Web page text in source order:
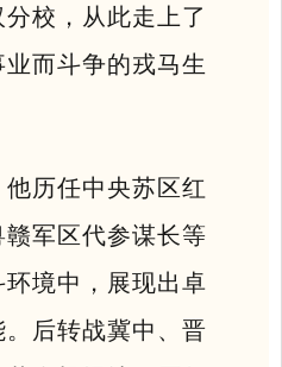
校，从此走上了
而斗争的戎马生
历任中央苏区红
军区代参谋长等
境中，展现出卓
后转战冀中、晋